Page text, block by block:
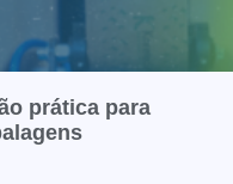
prática para